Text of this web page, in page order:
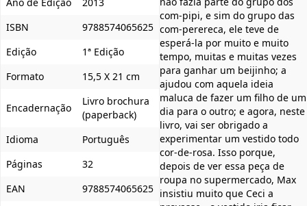
ISBN
9788574065625
Edição
1ª Edição
Formato
15,5 X 21 cm
Encadernação
Livro brochura
(paperback)
Idioma
Português
Páginas
32
EAN
9788574065625
com-pipi, e sim do grupo das
com-perereca, ele teve de
esperá-la por muito e muito
tempo, muitas e muitas vezes
para ganhar um beijinho; a
ajudou com aquela ideia
maluca de fazer um filho de um
dia para o outro; e agora, neste
livro, vai ser obrigado a
experimentar um vestido todo
cor-de-rosa. Isso porque,
depois de ver essa peça de
roupa no supermercado, Max
insistiu muito que Ceci a